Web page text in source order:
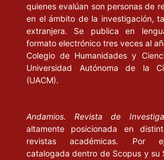
quienes evalúan son personas de
en el ámbito de la investigación,
extranjera. Se publica en
formato electrónico tres veces al
Colegio de Humanidades y
Universidad Autónoma de la
(UACM).
Andamios. Revista de
altamente posicionada en
revistas académicas. Por
catalogada dentro de Scopus y su